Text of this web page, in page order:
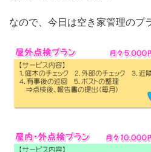
なので、今日は空き家管理のプ